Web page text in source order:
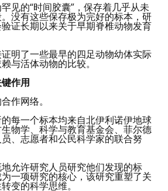
见的“时间胶囊”，保存着几乎从未
没有这些保存极为完好的标本，研
证长期以来关于早期脊椎动物发育
明了一些最早的四足动物幼体实际
与活体动物的比较。
作用
作网络。
每一个标本均来自北伊利诺伊地球
物学、科学与教育基金会、菲尔德
、志愿者和公民科学家的联合努
允许研究人员研究他们发现的标
一项研究的核心，该研究重塑了关
变的科学思维。